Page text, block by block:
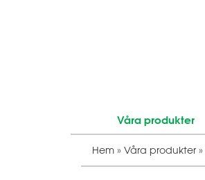
Våra produkter
Hem » Våra produkter »